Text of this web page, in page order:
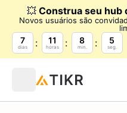
💥 Construa seu hub
Novos usuários são
7
dias
11
horas
8
min.
3
seg.